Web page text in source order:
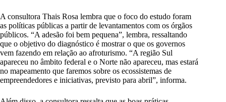
A consultora Thais Rosa lembra que o foco do estudo foram
as políticas públicas a partir de levantamentos com os órgãos
públicos. “A adesão foi bem pequena”, lembra, ressaltando
que o objetivo do diagnóstico é mostrar o que os governos
vem fazendo em relação ao afroturismo. “A região Sul
apareceu no âmbito federal e o Norte não apareceu, mas estará
no mapeamento que faremos sobre os ecossistemas de
empreendedores e iniciativas, previsto para abril”, informa.